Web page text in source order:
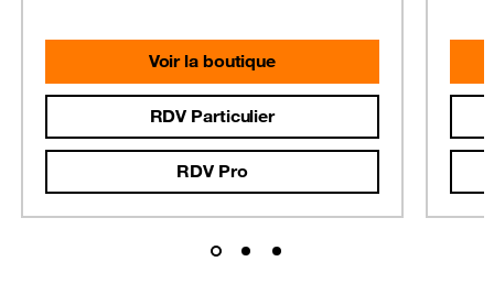
Voir la boutique
RDV Particulier
RDV Pro